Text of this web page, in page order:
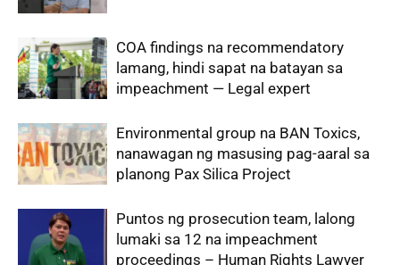
COA findings na recommendatory
lamang, hindi sapat na batayan sa
impeachment — Legal expert
Environmental group na BAN Toxics,
nanawagan ng masusing pag-aaral sa
planong Pax Silica Project
Puntos ng prosecution team, lalong
lumaki sa 12 na impeachment
proceedings – Human Rights Lawyer